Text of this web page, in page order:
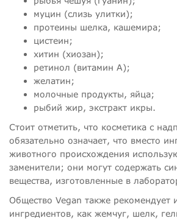
муцин (слизь улитки);
протеины шелка, кашемира;
цистеин;
хитин (хиозан);
ретинол (витамин А);
желатин;
молочные продукты, яйца;
рыбий жир, экстракт икры.
Стоит отметить, что косметика с
обязательно означает, что вместо
животного происхождения
заменители; они могут содержать
вещества, изготовленные в
Общество Vegan также рекомендует
ингредиентов, как жемчуг, шелк,